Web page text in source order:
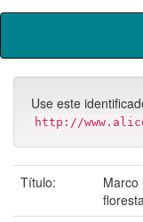
Skip
Use este
http://
Título:
Marco